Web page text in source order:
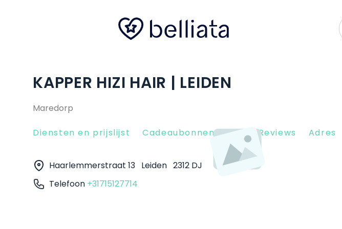
KAPPER HIZI HAIR | LEIDEN
Maredorp
Diensten en prijslijst Cadeaubonnen Client Reviews Adres
Haarlemmerstraat 13 Leiden 2312 DJ
Telefoon +31715127714